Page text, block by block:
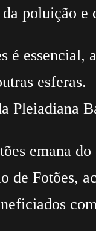
poluição
é essencial,
esferas.
Pleiadiana
emana
de Fotões,